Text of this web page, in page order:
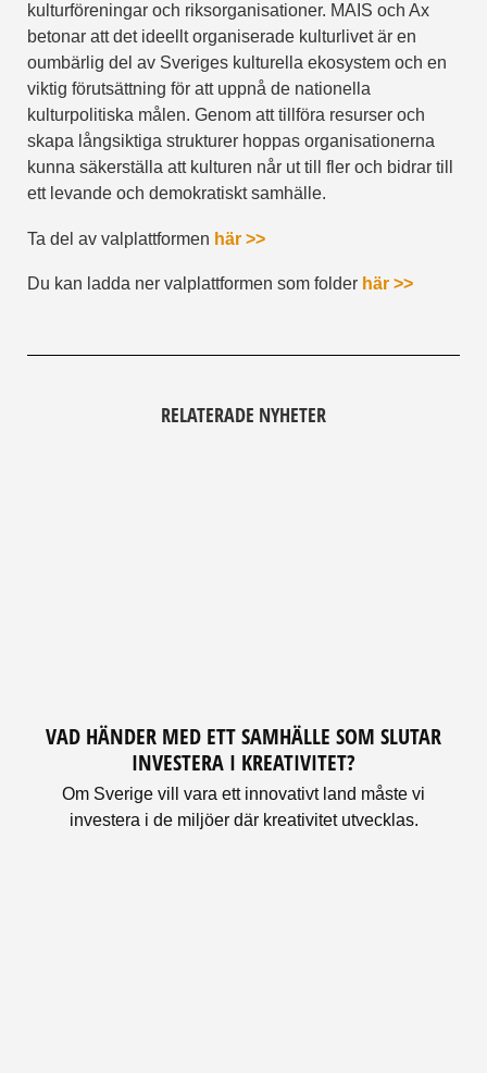
kulturföreningar och riksorganisationer. MAIS och Ax
betonar att det ideellt organiserade kulturlivet är en
oumbärlig del av Sveriges kulturella ekosystem och en
viktig förutsättning för att uppnå de nationella
kulturpolitiska målen. Genom att tillföra resurser och
skapa långsiktiga strukturer hoppas organisationerna
kunna säkerställa att kulturen når ut till fler och bidrar till
ett levande och demokratiskt samhälle.
Ta del av valplattformen här >>
Du kan ladda ner valplattformen som folder här >>
RELATERADE NYHETER
VAD HÄNDER MED ETT SAMHÄLLE SOM SLUTAR
INVESTERA I KREATIVITET?
Om Sverige vill vara ett innovativt land måste vi
investera i de miljöer där kreativitet utvecklas.